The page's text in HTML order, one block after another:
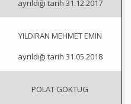
ayrıldığı tarih 31.12.2017
YILDIRAN MEHMET EMIN
ayrıldığı tarih 31.05.2018
POLAT GOKTUG